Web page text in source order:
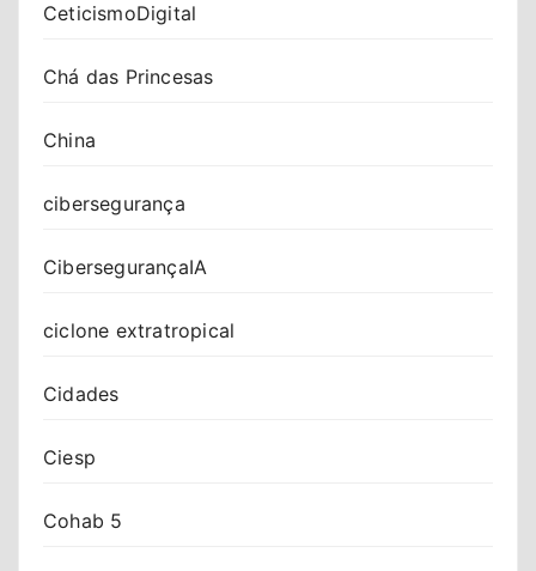
CeticismoDigital
Chá das Princesas
China
cibersegurança
CibersegurançaIA
ciclone extratropical
Cidades
Ciesp
Cohab 5